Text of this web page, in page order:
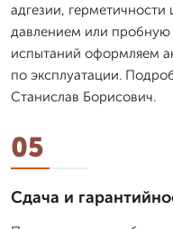
адгезии,
давлением или пробную
испытаний оформляем
по эксплуатации.
Станислав Борисович.
05
Сдача и